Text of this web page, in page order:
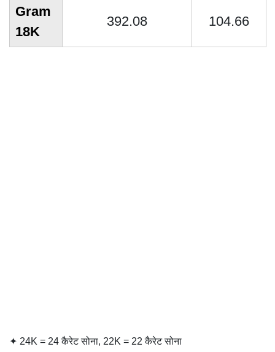
Gram
18K
392.08 104.66
✦ 24K = 24 कैरेट सोना, 22K = 22 कैरेट सोना